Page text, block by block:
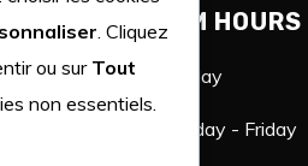
GYM HOURS
Monday
Tuesday - Friday
. Cliquez
ou sur Tout
non essentiels.